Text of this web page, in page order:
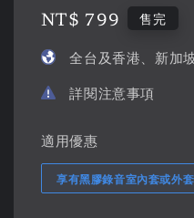
Regular
NT$ 799 售完
全台及香港、新加
詳閱注意事項
適用優惠
享有黑膠錄音室內套或外